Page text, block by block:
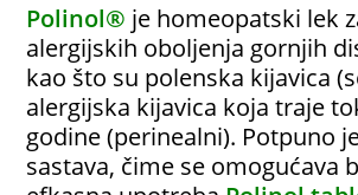
Polinol® je homeopatski lek
alergijskih oboljenja gornjih
kao što su polenska kijavica
alergijska kijavica koja traje
godine (perinealni). Potpuno
sastava, čime se omogućava